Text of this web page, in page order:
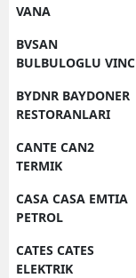
VANA
BVSAN
BULBULOGLU VINC
BYDNR BAYDONER
RESTORANLARI
CANTE CAN2
TERMIK
CASA CASA EMTIA
PETROL
CATES CATES
ELEKTRIK